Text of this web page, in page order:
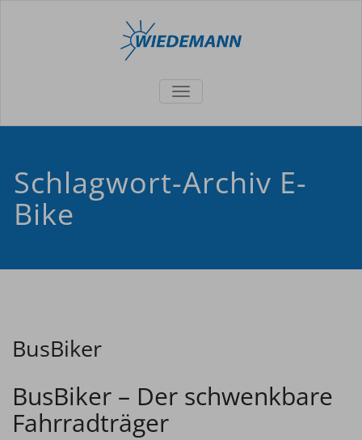
TOGGLE
Schlagwort-Archiv E-
Bike
BusBiker
BusBiker – Der schwenkbare
Fahrradträger